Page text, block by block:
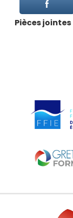
Pièces jointes